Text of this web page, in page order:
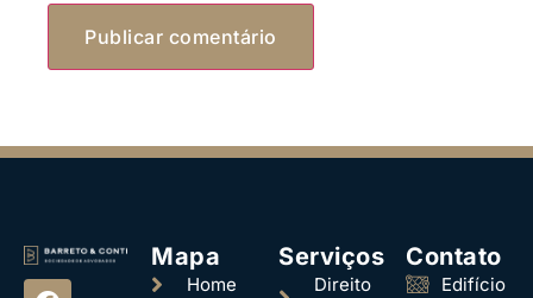
Mapa
Home
Serviços
Direito
Contato
Edifício